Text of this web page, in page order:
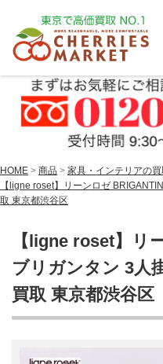
HOME > 商品 > 家具・インテリアの買
【ligne roset】リーンロゼ
取 東京都渋谷区
【ligne roset】リ
ブリガンタン 3人
買取 東京都渋谷区